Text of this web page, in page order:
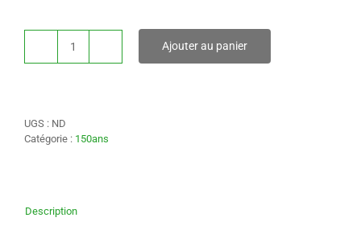
quantité
Ajouter au panier
UGS : ND
Catégorie : 150ans
Description